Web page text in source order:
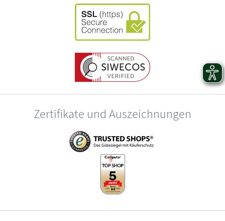
Zertifikate und Auszeichnungen